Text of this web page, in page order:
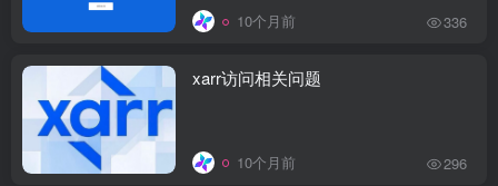
10个月前 336
xarr访问相关问题
10个月前 296